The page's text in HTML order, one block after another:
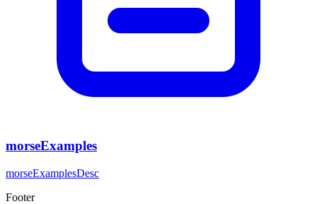
morseExamples
morseExamplesDesc
Footer